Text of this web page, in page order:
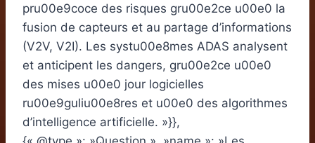
pru00e9coce des risques gru00e2ce u00e0 la
fusion de capteurs et au partage d’informations
(V2V, V2I). Les systu00e8mes ADAS analysent
et anticipent les dangers, gru00e2ce u00e0
des mises u00e0 jour logicielles
ru00e9guliu00e8res et u00e0 des algorithmes
d’intelligence artificielle. »}},